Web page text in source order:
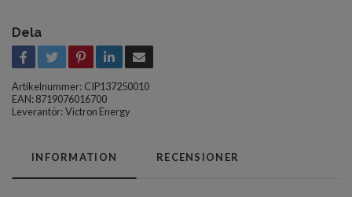
Dela
Artikelnummer: CIP137250010
EAN: 8719076016700
Leverantör:Victron Energy
INFORMATION RECENSIONER